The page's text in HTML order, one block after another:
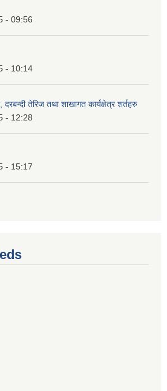
- 09:56
- 10:14
तेरिज तथा शाखागत कार्यक्षेत्र शर्तहरु
- 12:28
- 15:17